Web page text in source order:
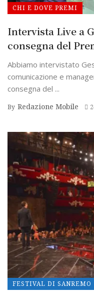
CHI E DOVE PREMI
Intervista Live a
consegna del
Abbiamo intervistato
comunicazione e
consegna del ...
By Redazione Mobile
FESTIVAL DI SANREMO